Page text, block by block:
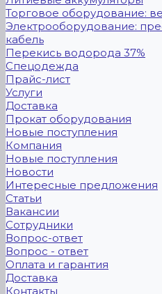
Торговое оборудование:
Электрооборудование:
кабель
Перекись водорода 37%
Спецодежда
Прайс-лист
Услуги
Доставка
Прокат оборудования
Новые поступления
Компания
Новые поступления
Новости
Интересные предложения
Статьи
Вакансии
Сотрудники
Вопрос-ответ
Вопрос - ответ
Оплата и гарантия
Доставка
Контакты